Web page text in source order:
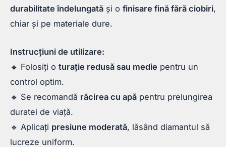
durabilitate îndelungată și o finisare fină fără ciobiri,
chiar și pe materiale dure.
Instrucțiuni de utilizare:
🔹 Folosiți o turație redusă sau medie pentru un
control optim.
🔹 Se recomandă răcirea cu apă pentru prelungirea
duratei de viață.
🔹 Aplicați presiune moderată, lăsând diamantul să
lucreze uniform.